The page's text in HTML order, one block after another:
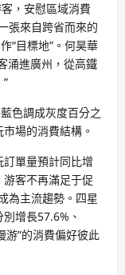
，安慰區域消費
張來自跨省而來的
“目標地”。何昊華
涌進廣州，從高鐵
色調成灰度百分之
場的消費結構。
訂單量預計同比增
客不再滿足于促
為主流趨勢。四星
增長57.6%、
游”的消費偏好彼此